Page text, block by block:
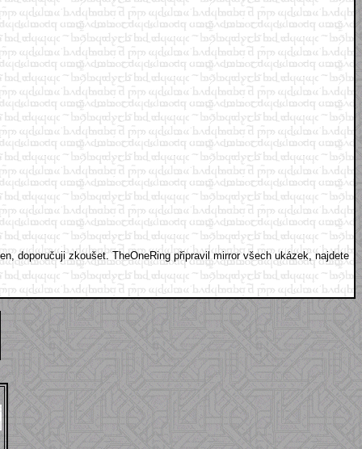
doporučuji zkoušet. TheOneRing připravil mirror všech ukázek, najdete